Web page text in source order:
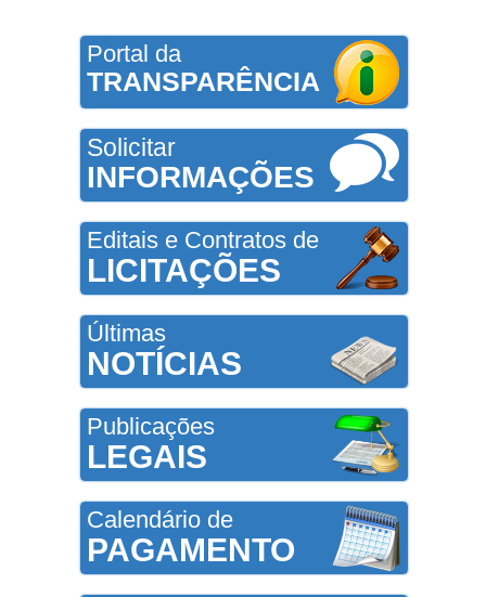
Portal da
TRANSPARÊNCIA
Solicitar
INFORMAÇÕES
Editais e Contratos de
LICITAÇÕES
Últimas
NOTÍCIAS
Publicações
LEGAIS
Calendário de
PAGAMENTO